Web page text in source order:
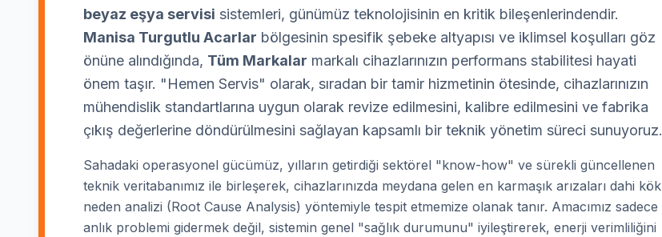
beyaz eşya servisi sistemleri, günümüz teknolojisinin en kritik bileşenlerindendir.
Manisa Turgutlu Acarlar bölgesinin spesifik şebeke altyapısı ve iklimsel koşulları göz
önüne alındığında, Tüm Markalar markalı cihazlarınızın performans stabilitesi hayati
önem taşır. "Hemen Servis" olarak, sıradan bir tamir hizmetinin ötesinde, cihazlarınızın
mühendislik standartlarına uygun olarak revize edilmesini, kalibre edilmesini ve fabrika
çıkış değerlerine döndürülmesini sağlayan kapsamlı bir teknik yönetim süreci sunuyoruz.
Sahadaki operasyonel gücümüz, yılların getirdiği sektörel "know-how" ve sürekli güncellenen
teknik veritabanımız ile birleşerek, cihazlarınızda meydana gelen en karmaşık arızaları dahi kök
neden analizi (Root Cause Analysis) yöntemiyle tespit etmemize olanak tanır. Amacımız sadece
anlık problemi gidermek değil, sistemin genel "sağlık durumunu" iyileştirerek, enerji verimliliğini